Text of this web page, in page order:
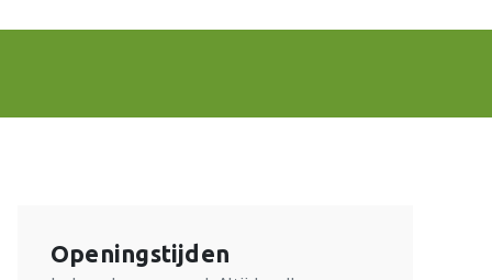
Openingstijden